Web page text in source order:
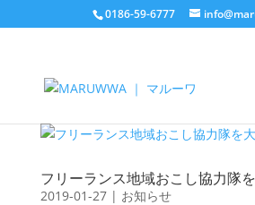
0186-59-6777
フリーランス地域おこし協力隊
2019-01-27| お知らせ